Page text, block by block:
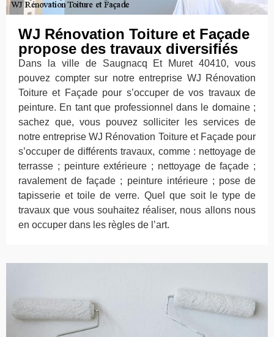
WJ Rénovation Toiture et Façade
propose des travaux diversifiés
Dans la ville de Saugnacq Et Muret 40410, vous
pouvez compter sur notre entreprise WJ Rénovation
Toiture et Façade pour s’occuper de vos travaux de
peinture. En tant que professionnel dans le domaine ;
sachez que, vous pouvez solliciter les services de
notre entreprise WJ Rénovation Toiture et Façade pour
s’occuper de différents travaux, comme : nettoyage de
terrasse ; peinture extérieure ; nettoyage de façade ;
ravalement de façade ; peinture intérieure ; pose de
tapisserie et toile de verre. Quel que soit le type de
travaux que vous souhaitez réaliser, nous allons nous
en occuper dans les règles de l’art.